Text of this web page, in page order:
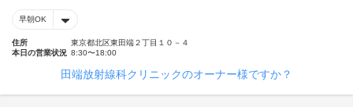
早朝OK
住所
東京都北区東田端２丁目１０－４
本日の営業状況 8:30〜18:00
田端放射線科クリニックのオーナー様ですか？